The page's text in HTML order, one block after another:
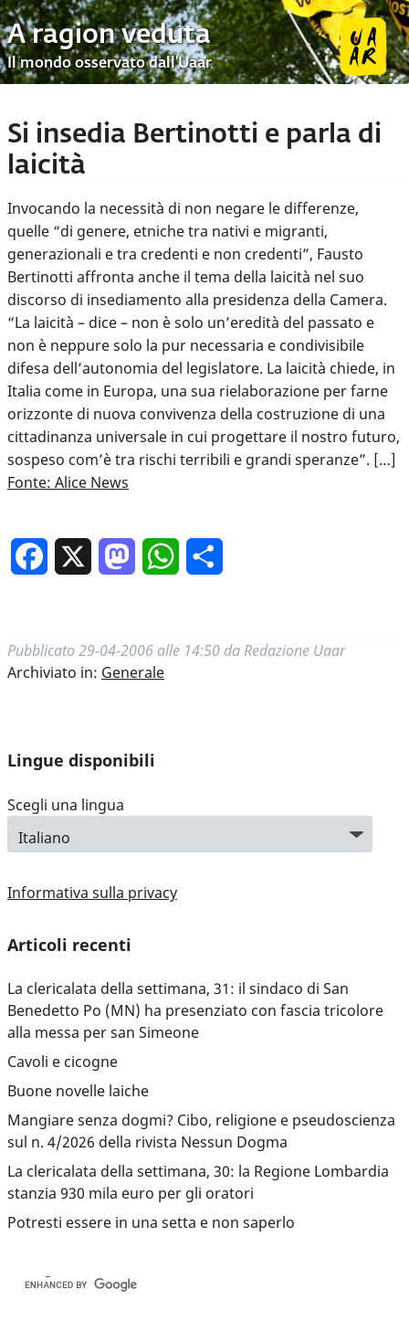
A ragion veduta
Il mondo osservato dall’Uaar
Si insedia Bertinotti e parla di
laicità
Invocando la necessità di non negare le differenze,
quelle “di genere, etniche tra nativi e migranti,
generazionali e tra credenti e non credenti”, Fausto
Bertinotti affronta anche il tema della laicità nel suo
discorso di insediamento alla presidenza della Camera.
“La laicità – dice – non è solo un’eredità del passato e
non è neppure solo la pur necessaria e condivisibile
difesa dell’autonomia del legislatore. La laicità chiede, in
Italia come in Europa, una sua rielaborazione per farne
orizzonte di nuova convivenza della costruzione di una
cittadinanza universale in cui progettare il nostro futuro,
sospeso com’è tra rischi terribili e grandi speranze”. […]
Fonte: Alice News
Facebook MastodonWhatsApp
Pubblicato 29-04-2006 alle 14:50 da Redazione Uaar
Archiviato in: Generale
Lingue disponibili
Scegli una lingua
Informativa sulla privacy
Articoli recenti
La clericalata della settimana, 31: il sindaco di San
Benedetto Po (MN) ha presenziato con fascia tricolore
alla messa per san Simeone
Cavoli e cicogne
Buone novelle laiche
Mangiare senza dogmi? Cibo, religione e pseudoscienza
sul n. 4/2026 della rivista Nessun Dogma
La clericalata della settimana, 30: la Regione Lombardia
stanzia 930 mila euro per gli oratori
Potresti essere in una setta e non saperlo